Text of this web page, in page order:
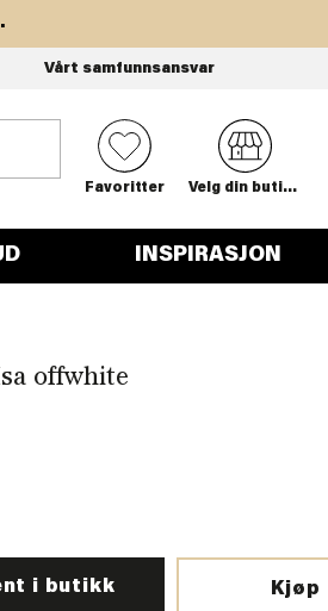
Vårt samfunnsansvar
0
Favoritter Velg din butikk
INSPIRASJON
offwhite
Kjøp
i butikk